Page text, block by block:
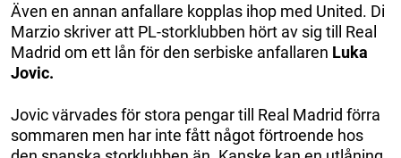
Även en annan anfallare kopplas ihop med United. Di
Marzio skriver att PL-storklubben hört av sig till Real
Madrid om ett lån för den serbiske anfallaren Luka
Jovic.
Jovic värvades för stora pengar till Real Madrid förra
sommaren men har inte fått något förtroende hos